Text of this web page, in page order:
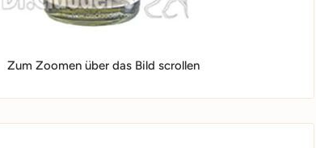
Zum Zoomen über das Bild scrollen